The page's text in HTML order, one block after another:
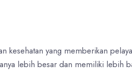
kesehatan yang memberikan
lebih besar dan memiliki lebih